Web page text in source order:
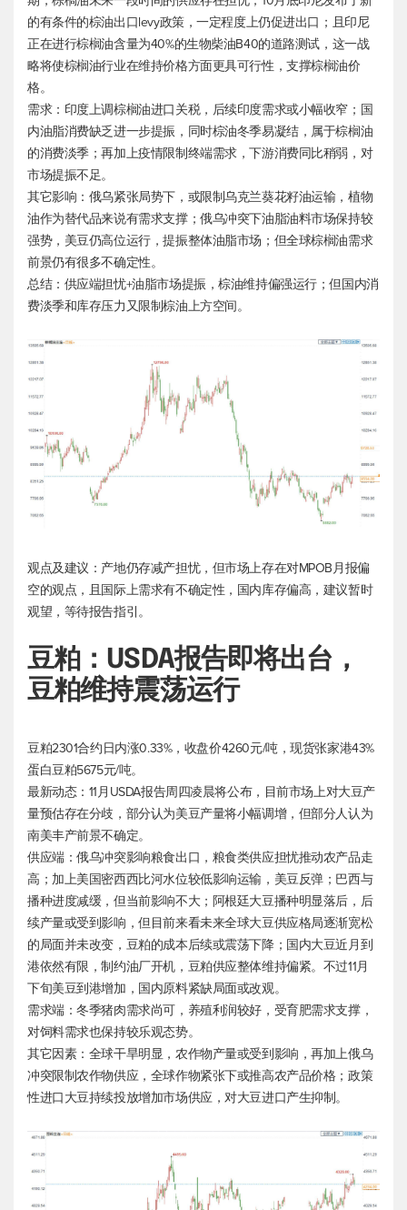
的有条件的棕油出口levy政策，一定程度上仍促进出口；且印尼
正在进行棕榈油含量为40%的生物柴油B40的道路测试，这一战
略将使棕榈油行业在维持价格方面更具可行性，支撑棕榈油价
格。
需求：印度上调棕榈油进口关税，后续印度需求或小幅收窄；国
内油脂消费缺乏进一步提振，同时棕油冬季易凝结，属于棕榈油
的消费淡季；再加上疫情限制终端需求，下游消费同比稍弱，对
市场提振不足。
其它影响：俄乌紧张局势下，或限制乌克兰葵花籽油运输，植物
油作为替代品来说有需求支撑；俄乌冲突下油脂油料市场保持较
强势，美豆仍高位运行，提振整体油脂市场；但全球棕榈油需求
前景仍有很多不确定性。
总结：供应端担忧+油脂市场提振，棕油维持偏强运行；但国内消
费淡季和库存压力又限制棕油上方空间。
观点及建议：产地仍存减产担忧，但市场上存在对MPOB月报偏
空的观点，且国际上需求有不确定性，国内库存偏高，建议暂时
观望，等待报告指引。
豆粕：USDA报告即将出台，
豆粕维持震荡运行
豆粕2301合约日内涨0.33%，收盘价4260元/吨，现货张家港43%
蛋白豆粕5675元/吨。
最新动态：11月USDA报告周四凌晨将公布，目前市场上对大豆产
量预估存在分歧，部分认为美豆产量将小幅调增，但部分人认为
南美丰产前景不确定。
供应端：俄乌冲突影响粮食出口，粮食类供应担忧推动农产品走
高；加上美国密西西比河水位较低影响运输，美豆反弹；巴西与
播种进度减缓，但当前影响不大；阿根廷大豆播种明显落后，后
续产量或受到影响，但目前来看未来全球大豆供应格局逐渐宽松
的局面并未改变，豆粕的成本后续或震荡下降；国内大豆近月到
港依然有限，制约油厂开机，豆粕供应整体维持偏紧。不过11月
下旬美豆到港增加，国内原料紧缺局面或改观。
需求端：冬季猪肉需求尚可，养殖利润较好，受育肥需求支撑，
对饲料需求也保持较乐观态势。
其它因素：全球干旱明显，农作物产量或受到影响，再加上俄乌
冲突限制农作物供应，全球作物紧张下或推高农产品价格；政策
性进口大豆持续投放增加市场供应，对大豆进口产生抑制。